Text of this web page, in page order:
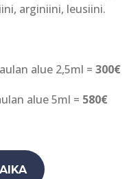
arginiini, leusiini.
alue 2,5ml = 300€
alue 5ml = 580€